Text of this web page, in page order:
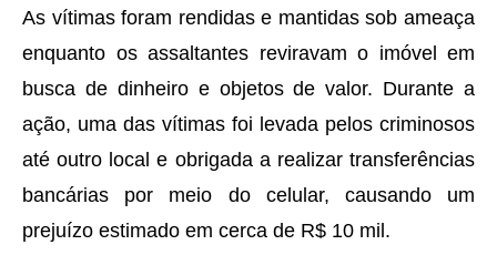
As vítimas foram rendidas e mantidas sob ameaça
enquanto os assaltantes reviravam o imóvel em
busca de dinheiro e objetos de valor. Durante a
ação, uma das vítimas foi levada pelos criminosos
até outro local e obrigada a realizar transferências
bancárias por meio do celular, causando um
prejuízo estimado em cerca de R$ 10 mil.